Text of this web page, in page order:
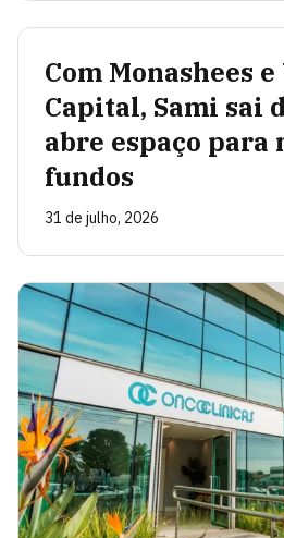
Com Monashees
Capital, Sami sai
abre espaço para
fundos
31 de julho, 2026